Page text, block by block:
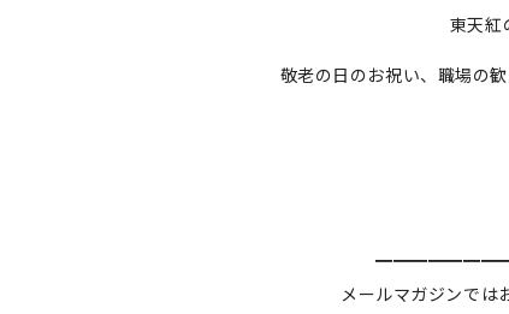
東天紅
敬老の日のお祝い、職場の
メールマガジンでは